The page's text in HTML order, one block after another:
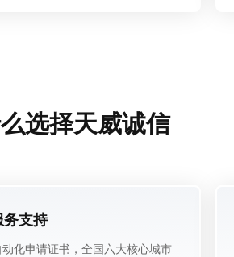
选择天威诚信
务支持
化申请证书，全国六大核心城市